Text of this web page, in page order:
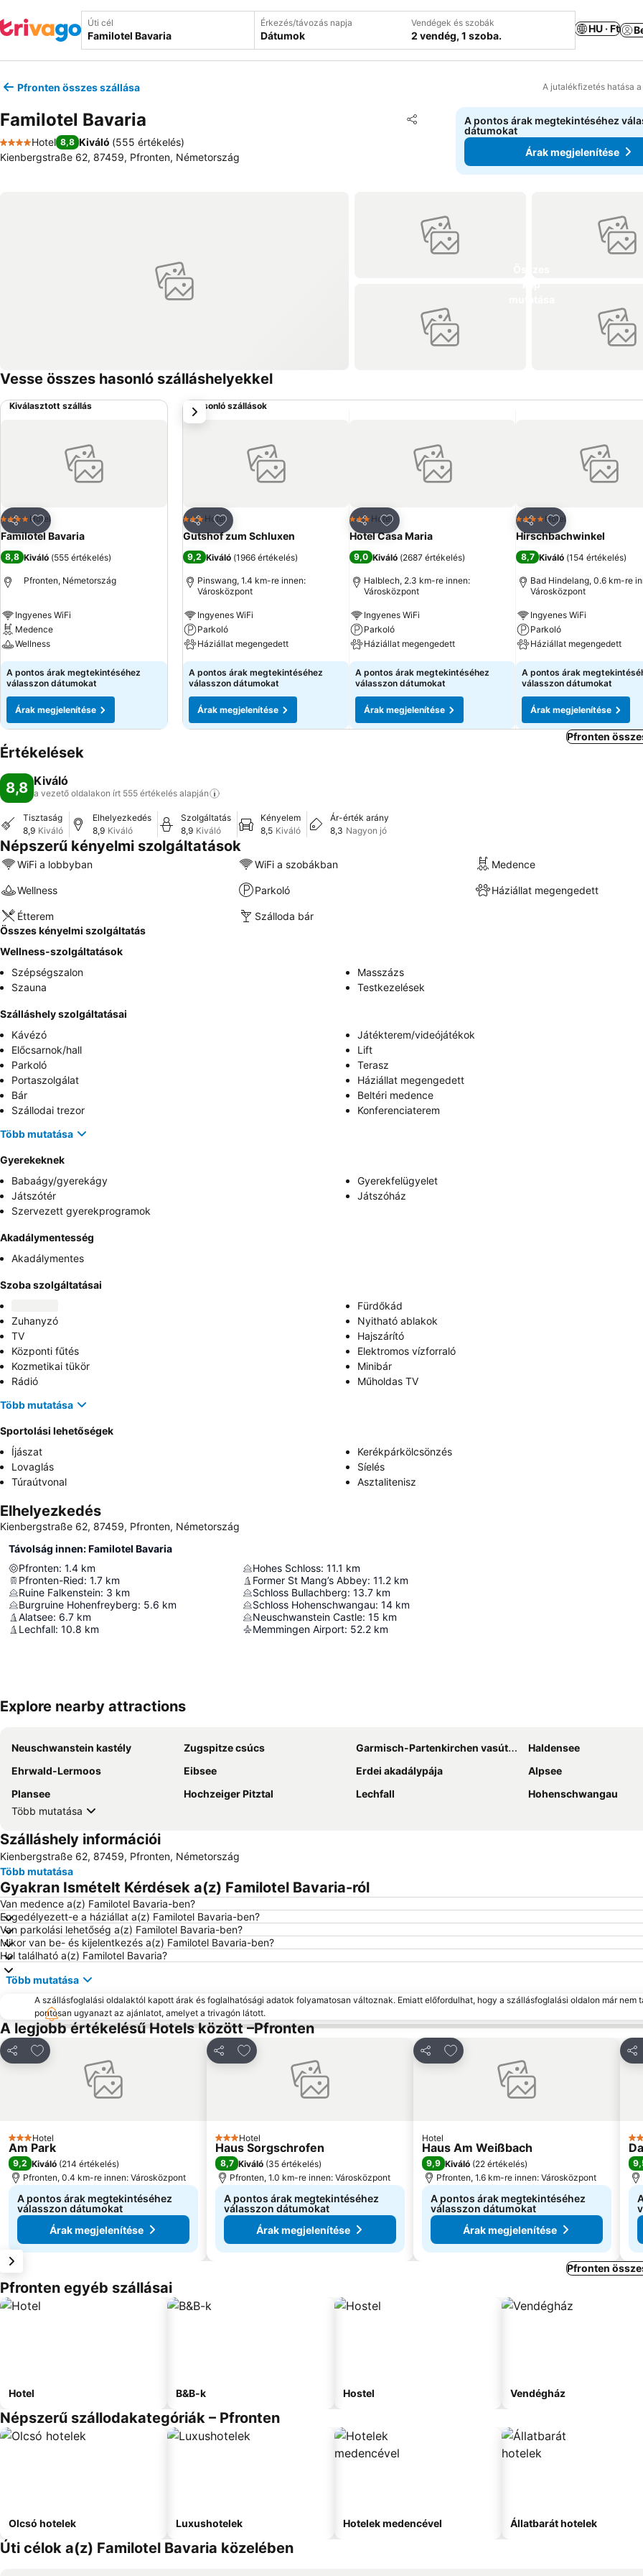
Úti cél Érkezés/távozás napja
Dátumok
Vendégek és szobák
2 vendég, 1 szoba.
HU · Ft
Pfronten összes szállása A jutalékfizetés hatása
Familotel Bavaria Megosztás
Hozzáadás a kedvencekhez
4 Kategória
Hotel 8,8 Kiváló (555 értékelés)
Kienbergstraße 62, 87459, Pfronten, Németország
A pontos árak megtekintéséhez
dátumokat
Árak megjelenítése
Vesse összes hasonló szálláshelyekkel
Kiválasztott szállás
Megosztás
Hozzáadás a kedvencekhez
4 Kategória
Hotel
Familotel Bavaria
8,8 Kiváló (555 értékelés)
Pfronten, Németország
Ingyenes WiFi
Medence
Wellness
A pontos árak megtekintéséhez
válasszon dátumokat
Árak megjelenítése
Hasonló szállások
Megosztás
Hozzáadás a kedvencekhez
3 Kategória
Hotel
Gutshof zum Schluxen
9,2 Kiváló (1966 értékelés)
Pinswang, 1.4 km-re innen:
Városközpont
Ingyenes WiFi
Parkoló
Háziállat megengedett
A pontos árak megtekintéséhez
válasszon dátumokat
Árak megjelenítése
Megosztás
Hozzáadás a kedvencekhez
3 Kategória
Hotel
Hotel Casa Maria
9,0 Kiváló (2687 értékelés)
Halblech, 2.3 km-re innen:
Városközpont
Ingyenes WiFi
Parkoló
Háziállat megengedett
A pontos árak megtekintéséhez
válasszon dátumokat
Árak megjelenítése
Megosztás
Hozzáadás a
4 Kategória
Hotel
Hirschbachwinkel
8,7 Kiváló (154 értékelés)
Bad Hindelang, 0.6 km-re
Városközpont
Ingyenes WiFi
Parkoló
Háziállat megengedett
A pontos árak
válasszon dátumokat
Árak megjelenítése
következő
Pfronten
Értékelések
8,8 Kiváló
a vezető oldalakon írt 555 értékelés alapján
Tisztaság
8,9 Kiváló
Elhelyezkedés
8,9 Kiváló
Szolgáltatás
8,9 Kiváló
Kényelem
8,5 Kiváló
Ár-érték arány
8,3 Nagyon jó
Népszerű kényelmi szolgáltatások
WiFi a lobbyban WiFi a szobákban Medence
Wellness Parkoló Háziállat megengedett
Étterem
Szálloda bár
Összes kényelmi szolgáltatás
Wellness-szolgáltatások
Szépségszalon
Masszázs
Szauna
Testkezelések
Szálláshely szolgáltatásai
Kávézó
Játékterem/videójátékok
Előcsarnok/hall
Lift
Parkoló
Terasz
Portaszolgálat
Háziállat megengedett
Bár
Beltéri medence
Szállodai trezor
Konferenciaterem
Több mutatása
Gyerekeknek
Babaágy/gyerekágy
Gyerekfelügyelet
Játszótér
Játszóház
Szervezett gyerekprogramok
Akadálymentesség
Akadálymentes
Szoba szolgáltatásai
Fürdőkád
Zuhanyzó
Nyitható ablakok
TV
Hajszárító
Központi fűtés
Elektromos vízforraló
Kozmetikai tükör
Minibár
Rádió
Műholdas TV
Több mutatása
Sportolási lehetőségek
Íjászat
Kerékpárkölcsönzés
Lovaglás
Síelés
Túraútvonal
Asztalitenisz
Elhelyezkedés
Kienbergstraße 62, 87459, Pfronten, Németország
Távolság innen: Familotel Bavaria
Pfronten: 1.4 km
Pfronten-Ried: 1.7 km
Ruine Falkenstein: 3 km
Burgruine Hohenfreyberg: 5.6 km
Alatsee: 6.7 km
Lechfall: 10.8 km
Hohes Schloss: 11.1 km
Former St Mang’s Abbey: 11.2 km
Schloss Bullachberg: 13.7 km
Schloss Hohenschwangau: 14 km
Neuschwanstein Castle: 15 km
Memmingen Airport: 52.2 km
Explore nearby attractions
Neuschwanstein kastély Zugspitze csúcs Garmisch-Partenkirchen vasútállomás
Haldensee
Ehrwald-Lermoos
Eibsee Erdei akadálypája
Alpsee
Plansee
Hochzeiger Pitztal Lechfall
Hohenschwangau
Több mutatása
Szálláshely információi
Kienbergstraße 62, 87459, Pfronten, Németország
Több mutatása
Gyakran Ismételt Kérdések a(z) Familotel Bavaria-ról
Van medence a(z) Familotel Bavaria-ben?
Engedélyezett-e a háziállat a(z) Familotel Bavaria-ben?
Van parkolási lehetőség a(z) Familotel Bavaria-ben?
Mikor van be- és kijelentkezés a(z) Familotel Bavaria-ben?
Hol található a(z) Familotel Bavaria?
Több mutatása
A szállásfoglalási oldalaktól kapott árak és foglalhatósági adatok folyamatosan változnak. Emiatt előfordulhat, hogy a szállásfoglalási oldalon már nem
pontosan ugyanazt az ajánlatot, amelyet a trivagón látott.
A legjobb értékelésű Hotels között –Pfronten
Megosztás
Hozzáadás a kedvencekhez
3 Kategória
Hotel
Am Park
9,2 Kiváló (214 értékelés)
Pfronten, 0.4 km-re innen: Városközpont
A pontos árak megtekintéséhez
válasszon dátumokat
Árak megjelenítése
Megosztás
Hozzáadás a kedvencekhez
3 Kategória
Hotel
Haus Sorgschrofen
8,7 Kiváló (35 értékelés)
Pfronten, 1.0 km-re innen: Városközpont
A pontos árak megtekintéséhez
válasszon dátumokat
Árak megjelenítése
Megosztás
Hozzáadás a kedvencekhez
Hotel
Haus Am Weißbach
9,9 Kiváló (22 értékelés)
Pfronten, 1.6 km-re innen: Városközpont
A pontos árak megtekintéséhez
válasszon dátumokat
Árak megjelenítése
3
Pfronten
Pfronten egyéb szállásai
Hotel B&B-k Hostel Vendégház
Népszerű szállodakategóriák – Pfronten
Olcsó hotelek Luxushotelek Hotelek medencével Állatbarát hotelek
Úti célok a(z) Familotel Bavaria közelében